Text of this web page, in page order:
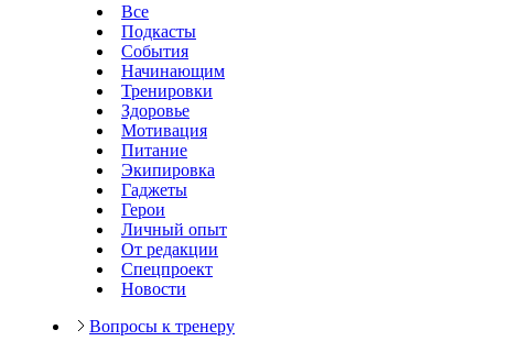
Все
Подкасты
События
Начинающим
Тренировки
Здоровье
Мотивация
Питание
Экипировка
Гаджеты
Герои
Личный опыт
От редакции
Спецпроект
Новости
Вопросы к тренеру